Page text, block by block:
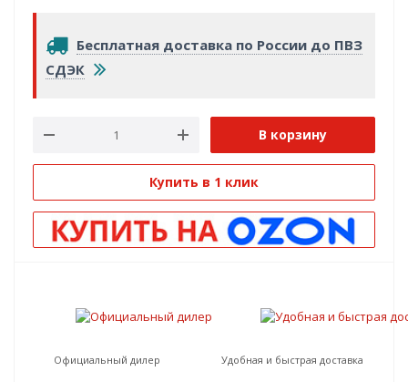
Бесплатная доставка по России до ПВЗ
СДЭК
В корзину
Купить в 1 клик
Официальный дилер Удобная и быстрая доставка